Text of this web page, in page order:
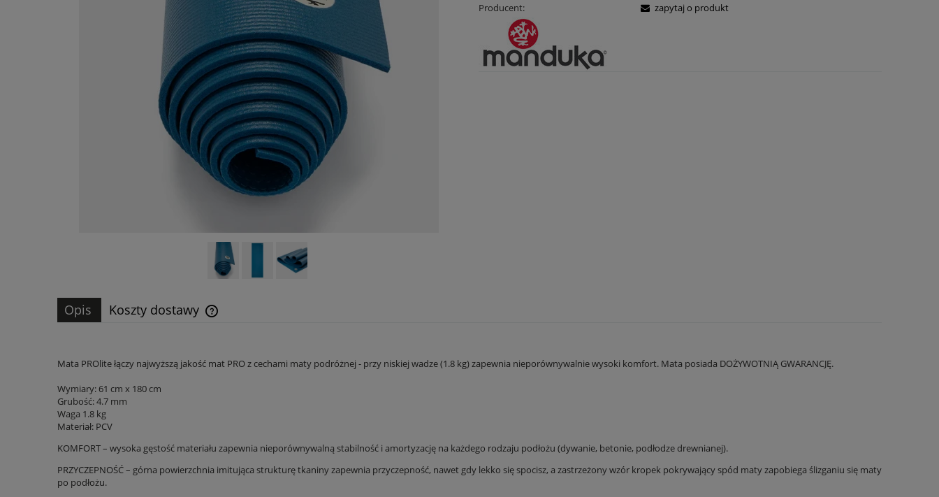
Producent: zapytaj o produkt
Opis Koszty dostawy
płatności
Mata PROlite łączy najwyższą jakość mat PRO z cechami maty podróżnej - przy niskiej wadze (1.8 kg) zapewnia nieporównywalnie wysoki komfort. Mata posiada DOŻYWOTNIĄ GWARANCJĘ.
Wymiary: 61 cm x 180 cm
Grubość: 4.7 mm
Waga 1.8 kg
Materiał: PCV
KOMFORT – wysoka gęstość materiału zapewnia nieporównywalną stabilność i amortyzację na każdego rodzaju podłożu (dywanie, betonie, podłodze drewnianej).
PRZYCZEPNOŚĆ – górna powierzchnia imitująca strukturę tkaniny zapewnia przyczepność, nawet gdy lekko się spocisz, a zastrzeżony wzór kropek pokrywający spód maty zapobiega ślizganiu się maty
po podłożu.